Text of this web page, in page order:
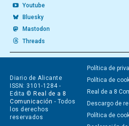
Youtube
Bluesky
Mastodon
Threads
Diario de Alicante
ISSN: 3101-1284 -
Edita © Real de a 8
Comunicación - Todos
los derechos
reservados
Política de
Política de
Real de a 8
Descargo de
Política de